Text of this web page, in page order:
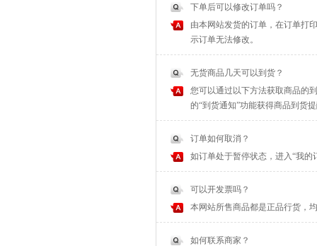
下单后可以修改订单吗？
由本网站发货的订单，在订单打
示订单无法修改。
无货商品几天可以到货？
您可以通过以下方法获取商品的
的“到货通知”功能获得商品到货
订单如何取消？
如订单处于暂停状态，进入“我
可以开发票吗？
本网站所售商品都是正品行货，
如何联系商家？